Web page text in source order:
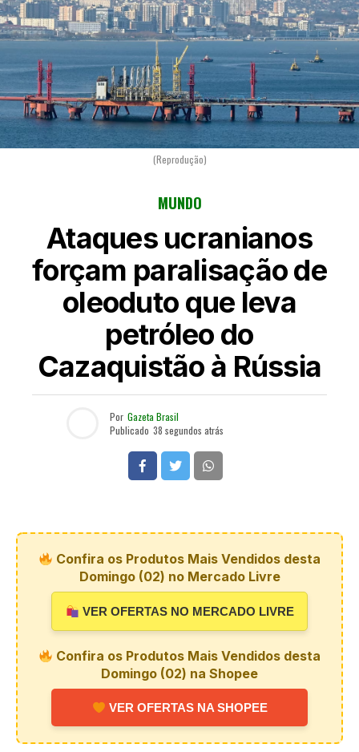
(Reprodução)
MUNDO
Ataques ucranianos
forçam paralisação de
oleoduto que leva
petróleo do
Cazaquistão à Rússia
Por Gazeta Brasil
Publicado 38 segundos atrás
Confira os Produtos Mais Vendidos desta
Domingo (02) no Mercado Livre
VER OFERTAS NO MERCADO LIVRE
Confira os Produtos Mais Vendidos desta
Domingo (02) na Shopee
VER OFERTAS NA SHOPEE